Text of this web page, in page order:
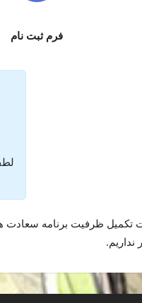
فرم ثبت نام
تکمیل ظرفیت برنامه سعادت
نداریم.